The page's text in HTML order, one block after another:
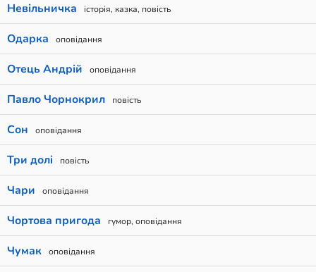
Невільничка історія, казка, повість
Одарка оповідання
Отець Андрій оповідання
Павло Чорнокрил повість
Сон оповідання
Три долi повість
Чари оповідання
Чортова пригода гумор, оповідання
Чумак оповідання